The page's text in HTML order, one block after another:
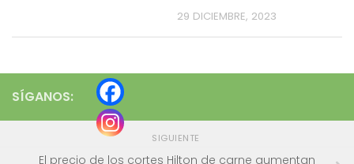
29 DICIEMBRE, 2023
SÍGANOS:
SIGUIENTE
El precio de los cortes Hilton de carne aumentan